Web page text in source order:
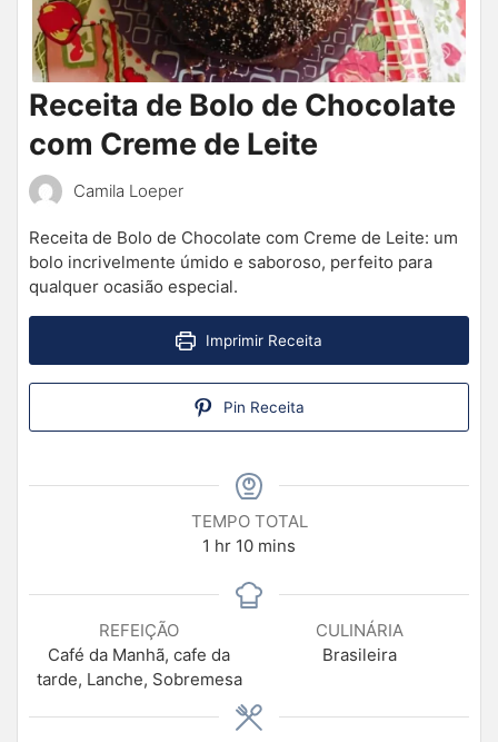
Receita de Bolo de Chocolate
com Creme de Leite
Camila Loeper
Receita de Bolo de Chocolate com Creme de Leite: um
bolo incrivelmente úmido e saboroso, perfeito para
qualquer ocasião especial.
Imprimir Receita
Pin Receita
TEMPO TOTAL
1 hr 10 mins
REFEIÇÃO
Café da Manhã, cafe da
tarde, Lanche, Sobremesa
CULINÁRIA
Brasileira